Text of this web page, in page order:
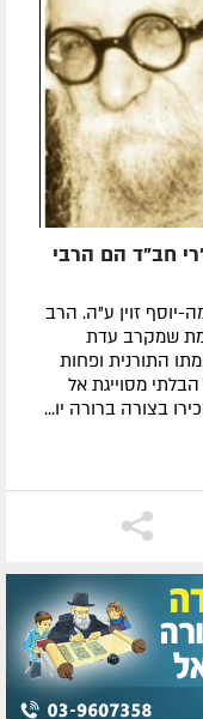
חב"ד הם הרבי
יוסף זוין ע"ה. הרב
שמקרב עדת
התורנית ופחות
מסוייגת אל
בצורה ברורה יו...